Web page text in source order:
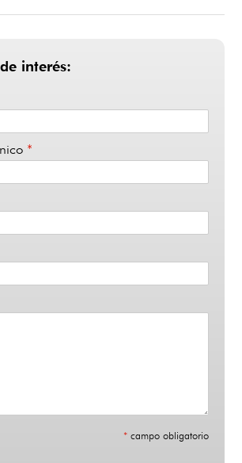
interés:
*
* campo obligatorio